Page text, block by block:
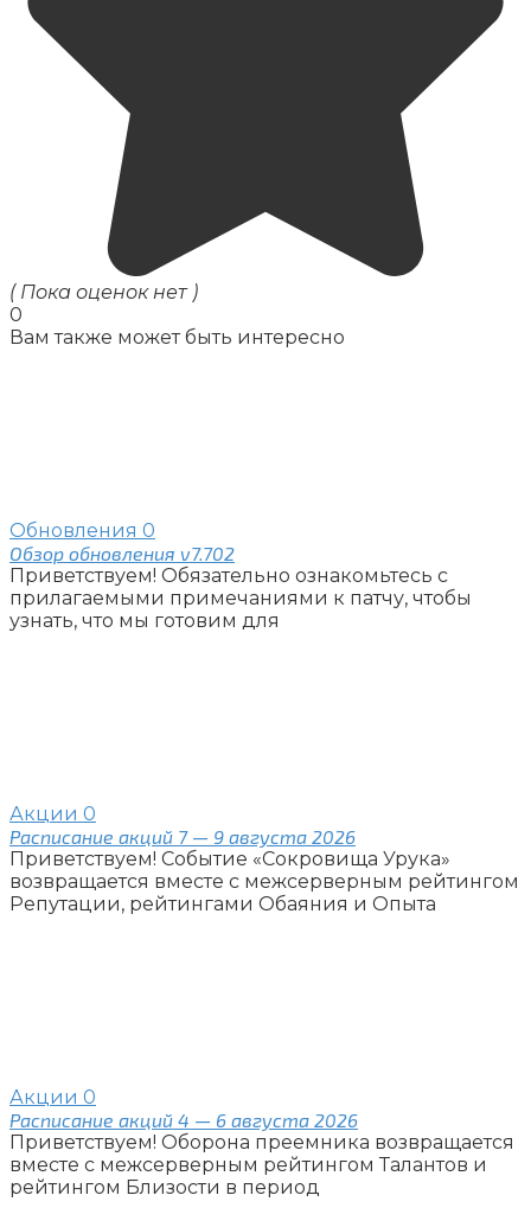
( Пока оценок нет )
0
Вам также может быть интересно
Обновления 0
Обзор обновления v7.702
Приветствуем! Обязательно ознакомьтесь с
прилагаемыми примечаниями к патчу, чтобы
узнать, что мы готовим для
Акции 0
Расписание акций 7 — 9 августа 2026
Приветствуем! Событие «Сокровища Урука»
возвращается вместе с межсерверным рейтингом
Репутации, рейтингами Обаяния и Опыта
Акции 0
Расписание акций 4 — 6 августа 2026
Приветствуем! Оборона преемника возвращается
вместе с межсерверным рейтингом Талантов и
рейтингом Близости в период